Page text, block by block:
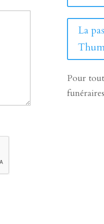
La
Pour